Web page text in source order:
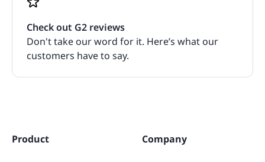
Check out G2 reviews
Don't take our word for it. Here’s what our
customers have to say.
Product Company